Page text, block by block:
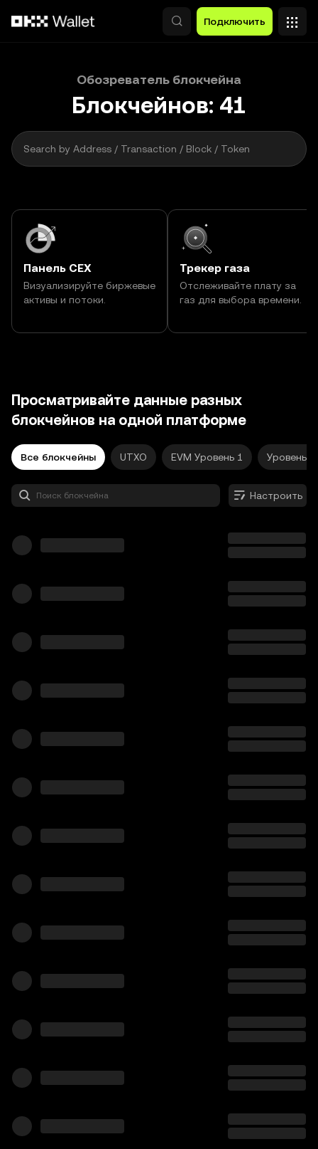
Подключить
Обозреватель блокчейна
Блокчейнов: 41
2 000
Search by Address / Transaction / Block / Token
Панель CEX
Визуализируйте биржевые
активы и потоки.
Трекер газа
Отслеживайте плату за
газ для выбора времени.
Просматривайте данные разных
блокчейнов на одной платформе
Все блокчейны UTXO EVM Уровень 1 Уровень 2
Настроить